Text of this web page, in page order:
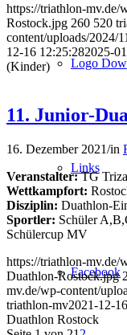
Logo
Links
Facebook
https://triathlon-mv.de/
Rostock.jpg 260 520
content/uploads/2024/
12-16 12:25:282025-
(Kinder)
11. Junior-
16. Dezember 2021/in
Veranstalter:TG
Wettkampfort:
Disziplin: Duathlon-
Sportler: Schüler
Schülercup MV
https://triathlon-mv.de/
Duathlon-Rostock.jpg
mv.de/wp-content/
triathlon-mv2021-12-
Duathlon Rostock